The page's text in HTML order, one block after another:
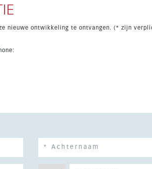
nieuwe ontwikkeling te ontvangen. (* zijn